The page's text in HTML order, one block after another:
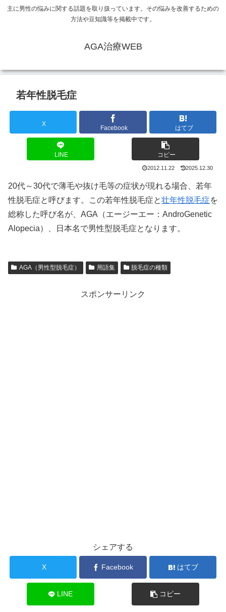
主に男性の悩みに関する話題を取り扱っています。その悩みを改善するための
方法や豆知識等を掲載中です。
AGA治療WEB
若年性脱毛症
X
Facebook はてブ
LINE コピー
2012.11.22 2025.12.30
20代～30代で薄毛や抜け毛等の症状が現れる場合、若年
性脱毛症と呼びます。この若年性脱毛症と壮年性脱毛症を
総称した呼び名が、AGA（エージーエー：AndroGenetic
Alopecia）、日本名で男性型脱毛症となります。
AGA（男性型脱毛症） 用語集 脱毛症の種類
スポンサーリンク
シェアする
X Facebook はてブ
LINE コピー